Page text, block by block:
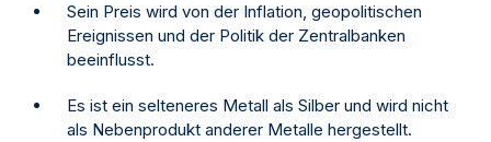
Sein Preis wird von der Inflation, geopolitischen
Ereignissen und der Politik der Zentralbanken
beeinflusst.
Es ist ein selteneres Metall als Silber und wird nicht
als Nebenprodukt anderer Metalle hergestellt.